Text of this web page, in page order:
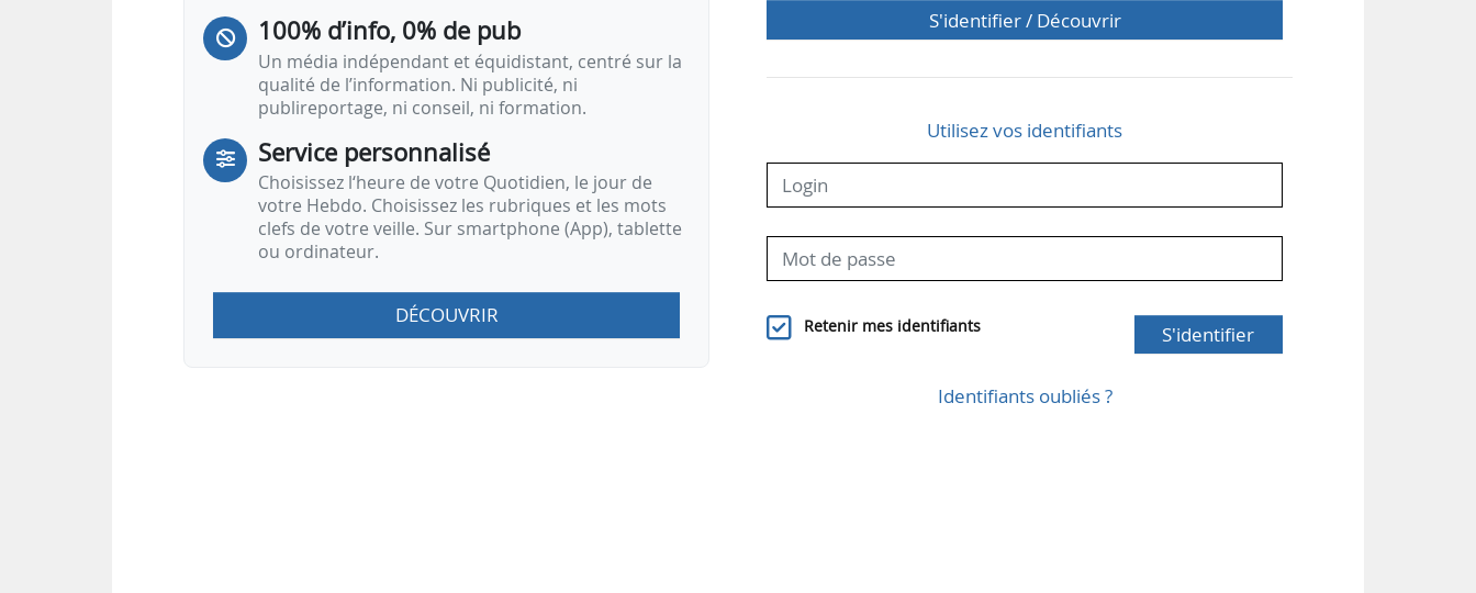
100% d’info, 0% de pub
Un média indépendant et équidistant, centré sur la
qualité de l’information. Ni publicité, ni
publireportage, ni conseil, ni formation.
Service personnalisé
Choisissez l‘heure de votre Quotidien, le jour de
votre Hebdo. Choisissez les rubriques et les mots
clefs de votre veille. Sur smartphone (App), tablette
ou ordinateur.
DÉCOUVRIR
S'identifier / Découvrir
Utilisez vos identifiants
Retenir mes identifiants S'identifier
Identifiants oubliés ?